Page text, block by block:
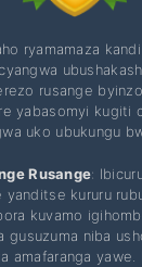
ryamamaza
rusange
yabasomyi kugiti
uko ubukungu
Rusange:
kururu
kuvamo
gusuzuma niba
amafaranga